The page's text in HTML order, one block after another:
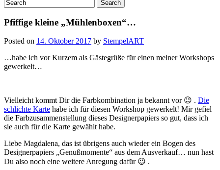
Pfiffige kleine „Mühlenboxen“…
Posted on 14. Oktober 2017 by StempelART
…habe ich vor Kurzem als Gästegrüße für einen meiner Workshops
gewerkelt…
Vielleicht kommt Dir die Farbkombination ja bekannt vor 😉 . Die
schlichte Karte habe ich fürdiesen Workshop gewerkelt! Mir gefiel
die Farbzusammenstellung dieses Designerpapiers so gut, dass ich
sie auch für die Karte gewählt habe.
Liebe Magdalena, das ist übrigens auch wieder ein Bogen des
Designerpapiers „Genußmomente“ aus dem Ausverkauf… nun hast
Du also noch eine weitere Anregung dafür 😉 .